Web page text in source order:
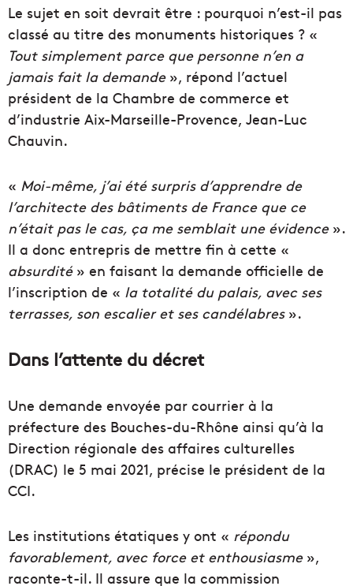
Le sujet en soit devrait être : pourquoi n’est-il pas
classé au titre des monuments historiques ? «
Tout simplement parce que personne n’en a
jamais fait la demande», répond l’actuel
président de la Chambre de commerce et
d’industrie Aix-Marseille-Provence, Jean-Luc
Chauvin.
« Moi-même, j’ai été surpris d’apprendre de
l’architecte des bâtiments de France que ce
n’était pas le cas, ça me semblait une évidence».
Il a donc entrepris de mettre fin à cette «
absurdité» en faisant la demande officielle de
l’inscription de « la totalité du palais, avec ses
terrasses, son escalier et ses candélabres».
Dans l’attente du décret
Une demande envoyée par courrier à la
préfecture des Bouches-du-Rhône ainsi qu’à la
Direction régionale des affaires culturelles
(DRAC) le 5 mai 2021, précise le président de la
CCI.
Les institutions étatiques y ont « répondu
favorablement, avec force et enthousiasme»,
raconte-t-il. Il assure que la commission